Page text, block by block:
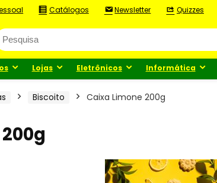
Catálogos Newsletter Quizzes
Lojas Eletrônicos Informática
Biscoito Caixa Limone 200g